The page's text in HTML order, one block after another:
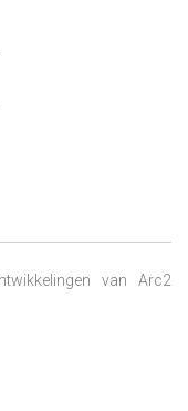
van Arc2